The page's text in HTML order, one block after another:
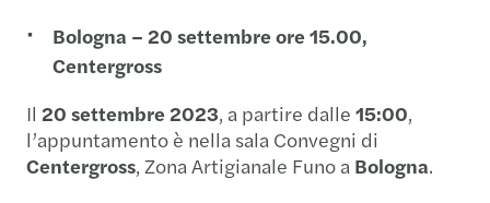
Bologna – 20 settembre ore 15.00,
Centergross
Il 20 settembre 2023, a partire dalle 15:00,
l’appuntamento è nella sala Convegni di
Centergross, Zona Artigianale Funo a Bologna.